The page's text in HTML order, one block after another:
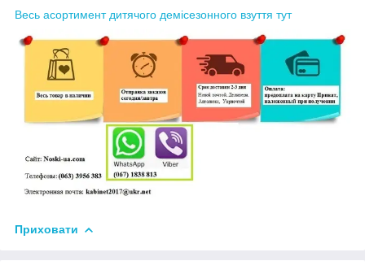
Весь асортимент дитячого демісезонного взуття тут
Приховати